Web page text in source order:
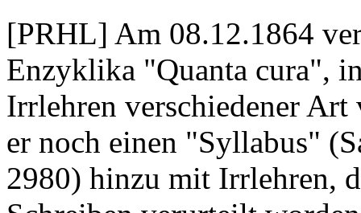
[PRHL] Am 08.12.1864
Enzyklika "Quanta cura",
Irrlehren verschiedener
er noch einen "Syllabus"
2980) hinzu mit Irrlehren,